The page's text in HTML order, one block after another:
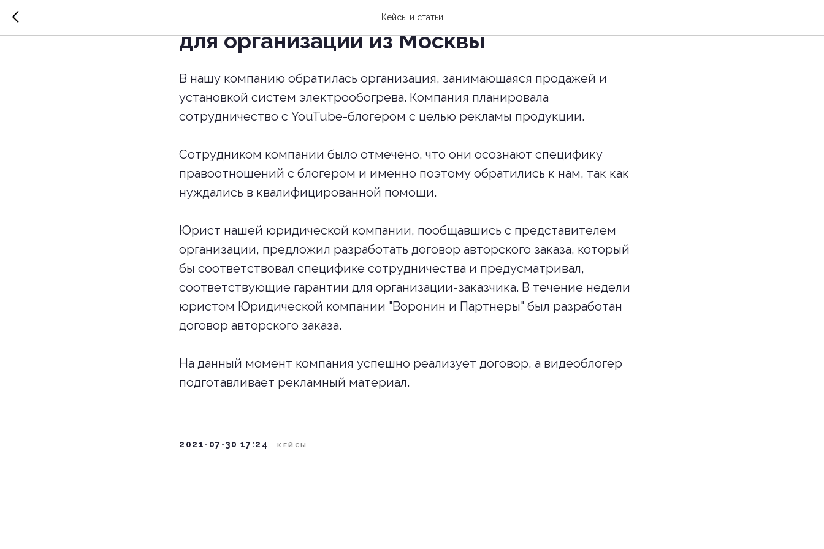
Кейсы и статьи
Подготовили договор авторского заказа
для организации из Москвы
В нашу компанию обратилась организация, занимающаяся продажей и
установкой систем электрообогрева. Компания планировала
сотрудничество с YouTube-блогером с целью рекламы продукции.
Сотрудником компании было отмечено, что они осознают специфику
правоотношений с блогером и именно поэтому обратились к нам, так как
нуждались в квалифицированной помощи.
Юрист нашей юридической компании, пообщавшись с представителем
организации, предложил разработать договор авторского заказа, который
бы соответствовал специфике сотрудничества и предусматривал,
соответствующие гарантии для организации-заказчика. В течение недели
юристом Юридической компании "Воронин и Партнеры" был разработан
договор авторского заказа.
На данный момент компания успешно реализует договор, а видеоблогер
подготавливает рекламный материал.
2021-07-30 17:24 КЕЙСЫ